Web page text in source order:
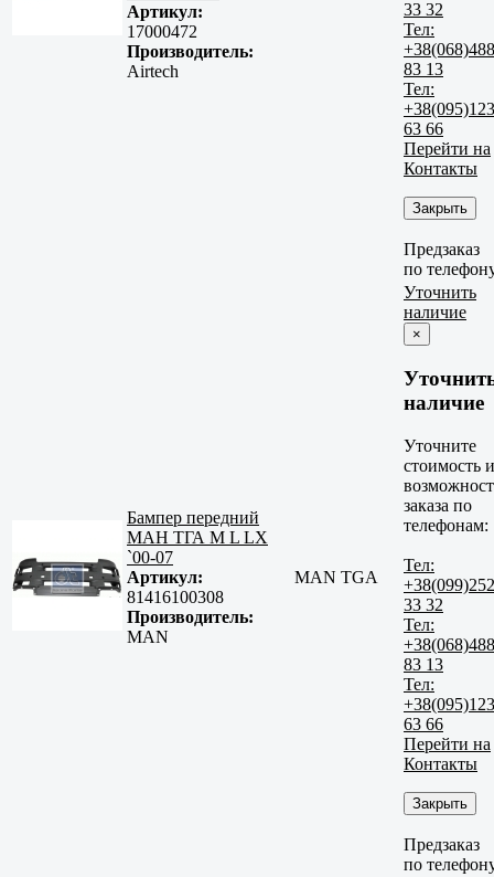
Артикул:
17000472
Производитель:
Airtech
33 32
Тел:
+38(068)488
83 13
Тел:
+38(095)123
63 66
Перейти на
Контакты
Закрыть
Предзаказ
по
Бампер передний
МАН ТГА M L LX
`00-07
Артикул:
81416100308
Производитель:
MAN
MAN TGA
Уточнить
наличие
×
наличие
Уточните
стоимость и
заказа по
телефонам:
Тел:
+38(099)252
33 32
Тел:
+38(068)488
83 13
Тел:
+38(095)123
63 66
Перейти на
Контакты
Закрыть
Предзаказ
по